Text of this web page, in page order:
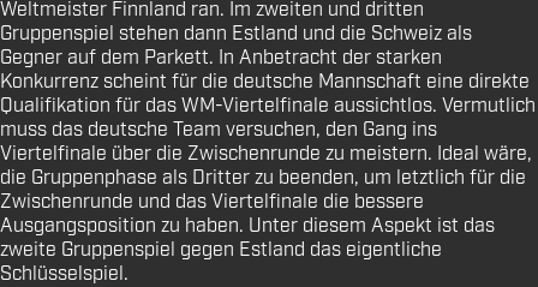
Weltmeister Finnland ran. Im zweiten und dritten
Gruppenspiel stehen dann Estland und die Schweiz als
Gegner auf dem Parkett. In Anbetracht der starken
Konkurrenz scheint für die deutsche Mannschaft eine direkte
Qualifikation für das WM-Viertelfinale aussichtlos. Vermutlich
muss das deutsche Team versuchen, den Gang ins
Viertelfinale über die Zwischenrunde zu meistern. Ideal wäre,
die Gruppenphase als Dritter zu beenden, um letztlich für die
Zwischenrunde und das Viertelfinale die bessere
Ausgangsposition zu haben. Unter diesem Aspekt ist das
zweite Gruppenspiel gegen Estland das eigentliche
Schlüsselspiel.